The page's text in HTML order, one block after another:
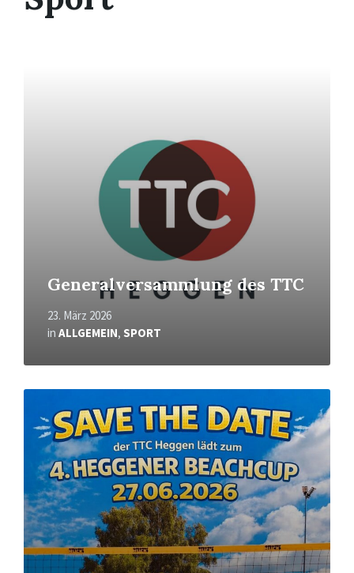
Generalversammlung des TTC
23. März 2026
in ALLGEMEIN, SPORT
Mehr
erfahren